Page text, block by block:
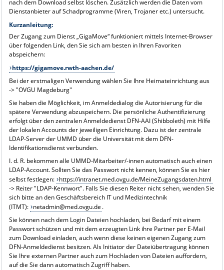
nach dem Download selbst löschen. Zusätzlich werden die Daten vom
Dienstanbieter auf Schadprogramme (Viren, Trojaner etc.) untersucht.
Kurzanleitung:
Der Zugang zum Dienst „GigaMove“ funktioniert mittels Internet-Browser
über folgenden Link, den Sie sich am besten in Ihren Favoriten
abspeichern:
https://gigamove.rwth-aachen.de/
Bei der erstmaligen Verwendung wählen Sie Ihre Heimateinrichtung aus
-> "OVGU Magdeburg"
Sie haben die Möglichkeit, im Anmeldedialog die Autorisierung für die
spätere Verwendung abzuspeichern. Die persönliche Authentifizierung
erfolgt über den zentralen Anmeldedienst DFN-AAI (Shibboleth) mit Hilfe
der lokalen Accounts der jeweiligen Einrichtung. Dazu ist der zentrale
LDAP-Server der UMMD über die Universität mit dem DFN-
Identifikationsdienst verbunden.
I. d. R. bekommen alle UMMD-Mitarbeiter/-innen automatisch auch einen
LDAP-Account. Sollten Sie das Passwort nicht kennen, können Sie es hier
selbst festlegen: https://intranet.med.ovgu.de/MeineZugangsdaten.html
-> Reiter "LDAP-Kennwort". Falls Sie diesen Reiter nicht sehen, wenden Sie
sich bitte an den Geschäftsbereich IT und Medizintechnik
(ITMT): netadmin@med.ovgu.de .
Sie können nach dem Login Dateien hochladen, bei Bedarf mit einem
Passwort schützen und mit dem erzeugten Link ihre Partner per E-Mail
zum Download einladen, auch wenn diese keinen eigenen Zugang zum
DFN-Anmeldedienst besitzen. Als Initiator der Dateiübertragung können
Sie Ihre externen Partner auch zum Hochladen von Dateien auffordern,
auf die Sie dann automatisch Zugriff haben.